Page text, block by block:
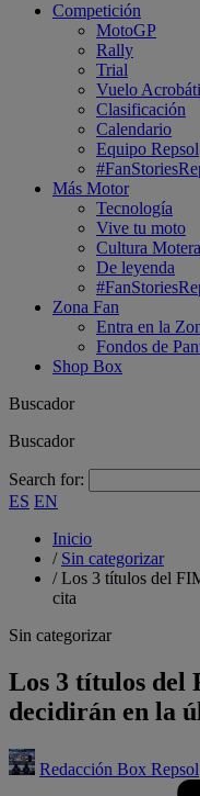
Competición
MotoGP
Rally
Trial
Vuelo
Clasificación
Calendario
Equipo Repsol
Más Motor
Tecnología
Vive tu moto
Cultura Motera
De leyenda
Zona Fan
Entra en la
Fondos de
Shop Box
Buscador
Buscador
Search for:
ES EN
Inicio
/ Sin categorizar
/Los 3 títulos del
cita
Sin categorizar
Los 3 títulos del
decidirán en la
Redacción Box Repsol